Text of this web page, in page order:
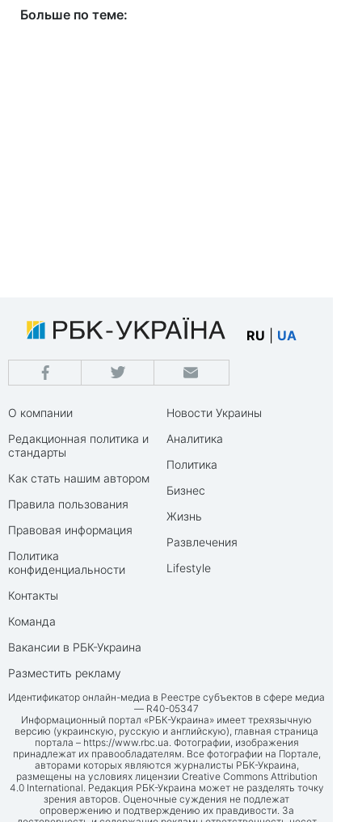
Больше по теме:
RU UA
О компании
Редакционная политика и
стандарты
Как стать нашим автором
Правила пользования
Правовая информация
Политика
конфиденциальности
Контакты
Команда
Вакансии в РБК-Украина
Разместить рекламу
Новости Украины
Аналитика
Политика
Бизнес
Жизнь
Развлечения
Lifestyle
Идентификатор онлайн-медиа в Реестре субъектов в сфере медиа
— R40-05347
Информационный портал «РБК-Украина» имеет трехязычную
версию (украинскую, русскую и английскую), главная страница
портала – https://www.rbc.ua. Фотографии, изображения
принадлежат их правообладателям. Все фотографии на Портале,
авторами которых являются журналисты РБК-Украина,
размещены на условиях лицензии Creative Commons Attribution
4.0 International. Редакция РБК-Украина может не разделять точку
зрения авторов. Оценочные суждения не подлежат
опровержению и подтверждению их правдивости. За